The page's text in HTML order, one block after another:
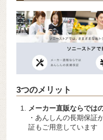
3つのメリット
メーカー直販ならでは
・あんしんの長期保証
証もご用意しています